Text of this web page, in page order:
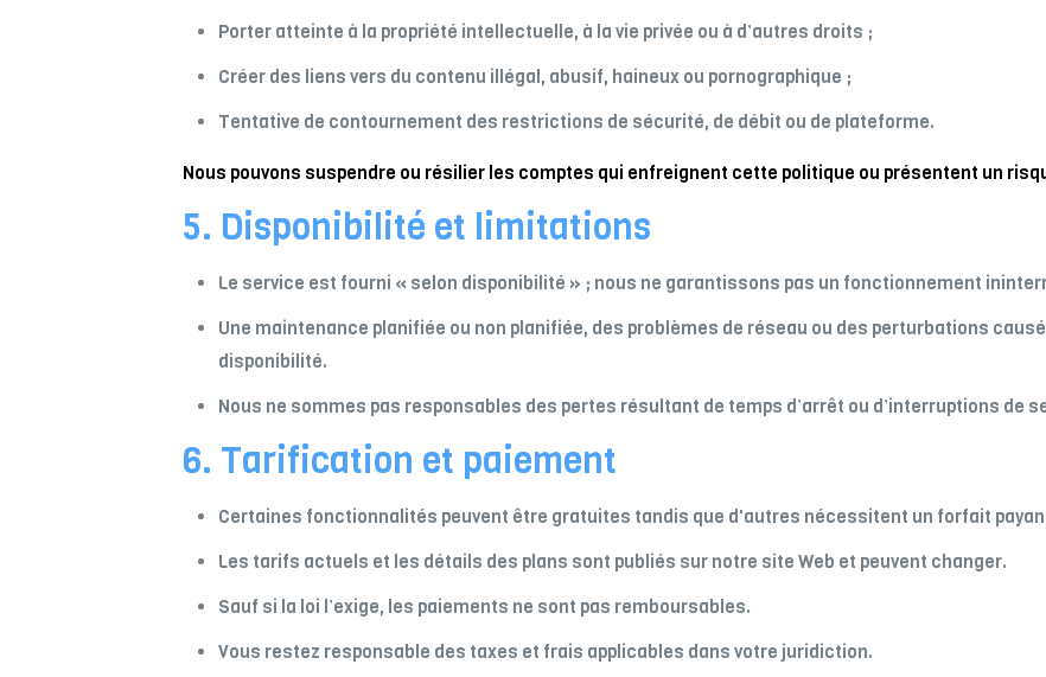
Porter atteinte à la propriété intellectuelle, à la vie privée ou à d’autres droits ;
Créer des liens vers du contenu illégal, abusif, haineux ou pornographique ;
Tentative de contournement des restrictions de sécurité, de débit ou de plateforme.
Nous pouvons suspendre ou résilier les comptes qui enfreignent cette politique ou présentent un
5. Disponibilité et limitations
Le service est fourni « selon disponibilité » ; nous ne garantissons pas un fonctionnement
Une maintenance planifiée ou non planifiée, des problèmes de réseau ou des perturbations
disponibilité.
Nous ne sommes pas responsables des pertes résultant de temps d’arrêt ou d’interruptions de
6. Tarification et paiement
Certaines fonctionnalités peuvent être gratuites tandis que d'autres nécessitent un forfait
Les tarifs actuels et les détails des plans sont publiés sur notre site Web et peuvent changer.
Sauf si la loi l’exige, les paiements ne sont pas remboursables.
Vous restez responsable des taxes et frais applicables dans votre juridiction.